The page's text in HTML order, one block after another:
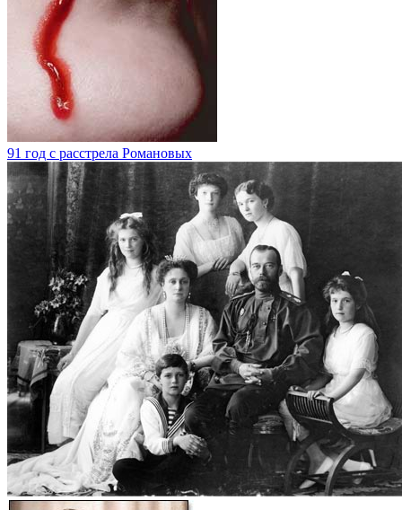
91 год с расстрела Романовых